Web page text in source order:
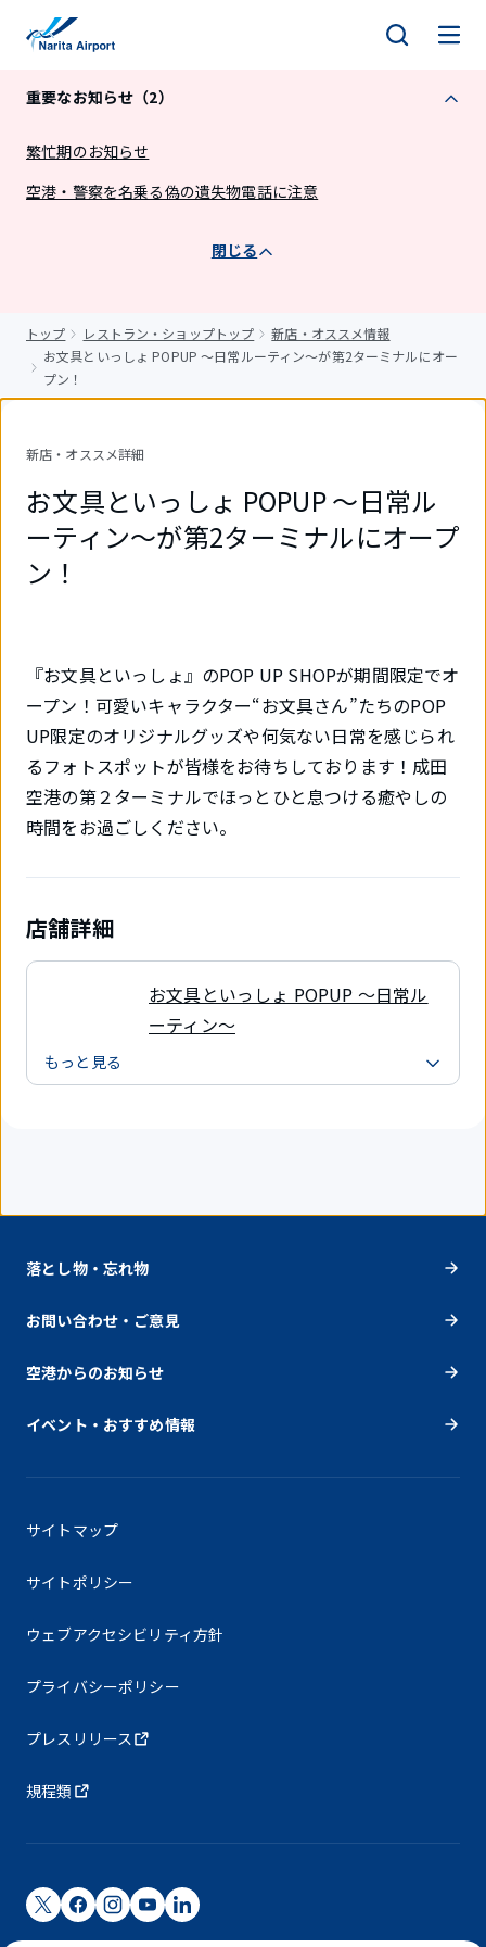
重要なお知らせ（2）
繁忙期のお知らせ
空港・警察を名乗る偽の遺失物電話に注意
閉じる
トップ レストラン・ショップトップ
新店・オススメ情報
お文具といっしょ POPUP ～日常ルーティン～が第2ターミナルにオー
プン！
新店・オススメ詳細
お文具といっしょ POPUP ～日常ル
ーティン～が第2ターミナルにオープ
ン！
『お文具といっしょ』のPOP UP SHOPが期間限定でオ
ープン！可愛いキャラクター“お文具さん”たちのPOP
UP限定のオリジナルグッズや何気ない日常を感じられ
るフォトスポットが皆様をお待ちしております！成田
空港の第２ターミナルでほっとひと息つける癒やしの
時間をお過ごしください。
店舗詳細
お文具といっしょ POPUP ～日常ル
ーティン～
もっと見る
落とし物・忘れ物
お問い合わせ・ご意見
空港からのお知らせ
イベント・おすすめ情報
サイトマップ
サイトポリシー
ウェブアクセシビリティ方針
プライバシーポリシー
プレスリリース
規程類